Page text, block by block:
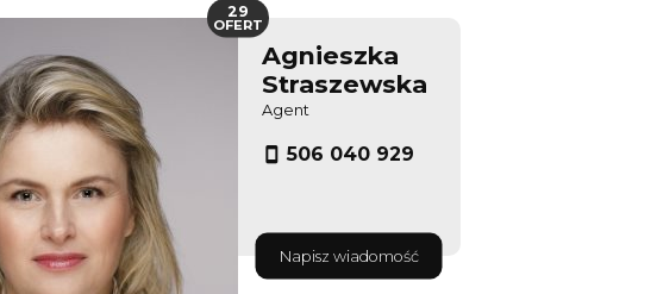
Agnieszka
Straszewska
Agent
506 040 929
Napisz wiadomość
29
OFERT